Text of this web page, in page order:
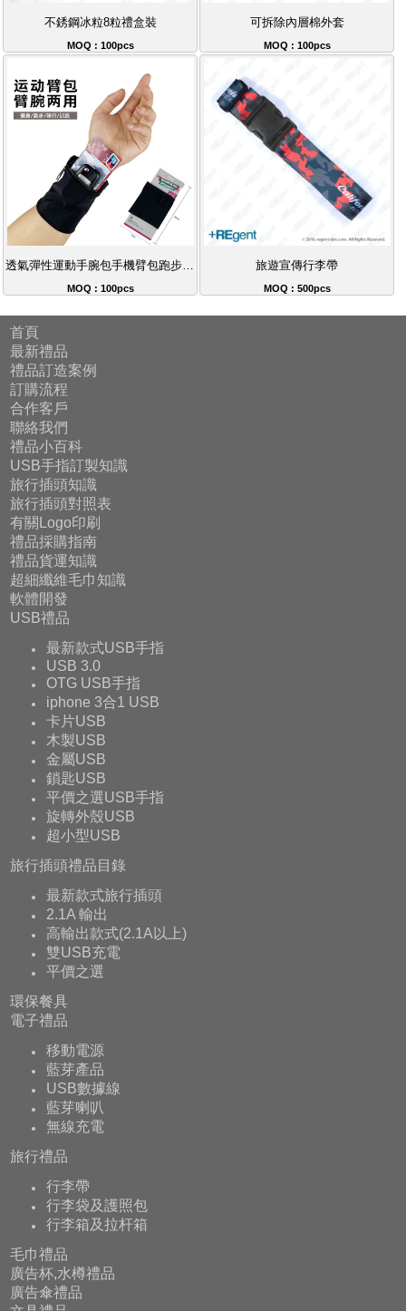
不銹鋼冰粒8粒禮盒裝
MOQ : 100pcs
可拆除內層棉外套
MOQ : 100pcs
透氣彈性運動手腕包手機臂包跑步健身必備
MOQ : 100pcs
旅遊宣傳行李帶
MOQ : 500pcs
首頁
最新禮品
禮品訂造案例
訂購流程
合作客戶
聯絡我們
禮品小百科
USB手指訂製知識
旅行插頭知識
旅行插頭對照表
有關Logo印刷
禮品採購指南
禮品貨運知識
超細纖維毛巾知識
軟體開發
USB禮品
最新款式USB手指
USB 3.0
OTG USB手指
iphone 3合1 USB
卡片USB
木製USB
金屬USB
鎖匙USB
平價之選USB手指
旋轉外殼USB
超小型USB
旅行插頭禮品目錄
最新款式旅行插頭
2.1A 輸出
高輸出款式(2.1A以上)
雙USB充電
平價之選
環保餐具
電子禮品
移動電源
藍芽產品
USB數據線
藍芽喇叭
無線充電
旅行禮品
行李帶
行李袋及護照包
行李箱及拉杆箱
毛巾禮品
廣告杯,水樽禮品
廣告傘禮品